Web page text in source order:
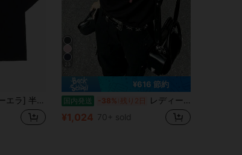
ボ SS OS CT TEE DORAEMON GRAFFITI.
23
¥616 節約
国内発送 -38% 残り2日 レディース 綿素材 プリント柄 半袖 T シャツ クルーネック カジュアル 柔らか肌触り 通気性良好 夏新作 普段着 通勤着 おしゃれデイリーカジュアルトップス
¥1,024 70+ sold